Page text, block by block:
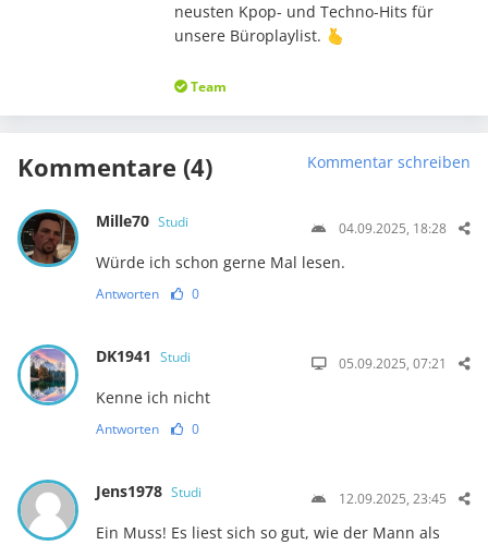
neusten Kpop- und Techno-Hits für
unsere Büroplaylist. 🫰
Team
Kommentare (4) Kommentar schreiben
Mille70 Studi 04.09.2025, 18:28
Würde ich schon gerne Mal lesen.
Antworten 0
DK1941 Studi 05.09.2025, 07:21
Kenne ich nicht
Antworten 0
Jens1978 Studi 12.09.2025, 23:45
Ein Muss! Es liest sich so gut, wie der Mann als